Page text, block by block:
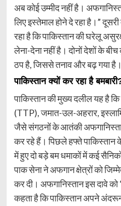
अब कोई उम्मीद नहीं है।
लिए इस्तेमाल होने दे रहा है।”
रहा है कि पाकिस्तान की घरेलू
लेना-देना नहीं है। दोनों देशों के
ठप है, जिससे तनाव और बढ़ गया है।
पाकिस्तान क्यों कर रहा है
पाकिस्तान की मुख्य दलील यह है कि
(TTP), जमात-उल-अहरार,
जैसे संगठनों के आतंकी
कर रहे हैं। पिछले हफ्ते
में हुए दो बड़े बम धमाकों में कई
पाक सेना ने अफगान क्षेत्रों को
कर दी। अफगानिस्तान इस दावे को
कहता है कि पाकिस्तान अपने